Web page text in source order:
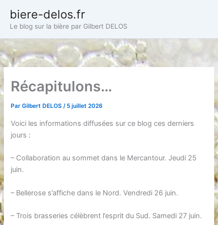
contenu
biere-delos.fr
Le blog sur la bière par Gilbert DELOS
Récapitulons…
ParGilbert DELOS/ 5 juillet 2026
Voici les informations diffusées sur ce blog ces derniers
jours :
– Collaboration au sommet dans le Mercantour. Jeudi 25
juin.
– Bellerose s’affiche dans le Nord. Vendredi 26 juin.
– Trois brasseries célèbrent l’esprit du Sud. Samedi 27 juin.